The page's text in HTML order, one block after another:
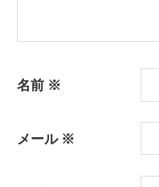
名前 ※
メール ※